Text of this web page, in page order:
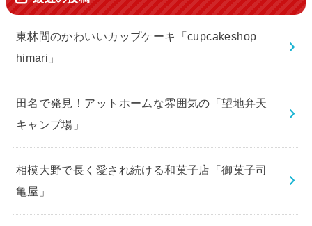
東林間のかわいいカップケーキ「cupcakeshop
himari」
田名で発見！アットホームな雰囲気の「望地弁天
キャンプ場」
相模大野で長く愛され続ける和菓子店「御菓子司
亀屋」